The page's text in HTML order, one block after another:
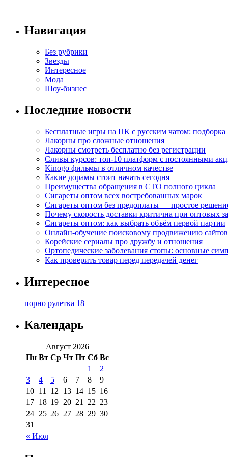
Навигация
Без рубрики
Звезды
Интересное
Мода
Шоу-бизнес
Последние новости
Бесплатные игры на ПК с русским чатом: подборка
Лакорны про сложные отношения
Лакорны смотреть бесплатно без регистрации
Сливы курсов: топ-10 платформ с постоянными
Kinogo фильмы в отличном качестве
Какие дорамы стоит начать сегодня
Преимущества обращения в СТО полного цикла
Сигареты оптом всех востребованных марок
Сигареты оптом без предоплаты — простое
Почему скорость доставки критична при оптовых
Сигареты оптом: как выбрать объём первой партии
Онлайн-обучение поисковому продвижению сайтов
Корейские сериалы про дружбу и отношения
Ортопедические заболевания стопы: основные
Как проверить товар перед передачей денег
Интересное
порно рулетка 18
Календарь
Август 2026
Пн Вт Ср Чт Пт Сб Вс
« Июл
1
2
3
4 5 6 7 8
9
10 11 12 13 14 15 16
17 18 19 20 21 22 23
24 25 26 27 28 29 30
31